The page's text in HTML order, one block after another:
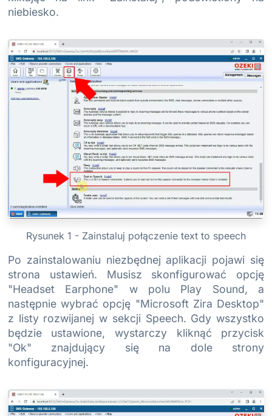
niebiesko.
Rysunek 1 - Zainstaluj połączenie text to speech
Po zainstalowaniu niezbędnej aplikacji pojawi się
strona ustawień. Musisz skonfigurować opcję
"Headset Earphone" w polu Play Sound, a
następnie wybrać opcję "Microsoft Zira Desktop"
z listy rozwijanej w sekcji Speech. Gdy wszystko
będzie ustawione, wystarczy kliknąć przycisk
"Ok" znajdujący się na dole strony
konfiguracyjnej.